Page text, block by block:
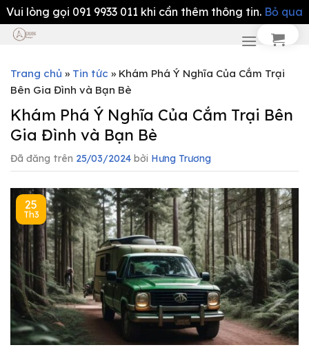
Vui lòng gọi 091 9933 011 khi cần thêm thông tin. Bỏ qua
Chuyển
dung
Trang chủ » Tin tức » Khám Phá Ý Nghĩa Của Cắm Trại
Bên Gia Đình và Bạn Bè
Khám Phá Ý Nghĩa Của Cắm Trại Bên
Gia Đình và Bạn Bè
Đã đăng trên 25/03/2024 bởi Hưng Trương
25
Th3